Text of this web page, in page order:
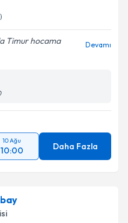
Timur hocama
Devamı
10 Ağu
10:00 Daha Fazla